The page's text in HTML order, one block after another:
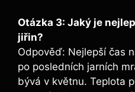
Otázka 3: Jaký je
jiřin?
Odpověď: Nejlepší čas
po posledních jarních
bývá v květnu. Teplota